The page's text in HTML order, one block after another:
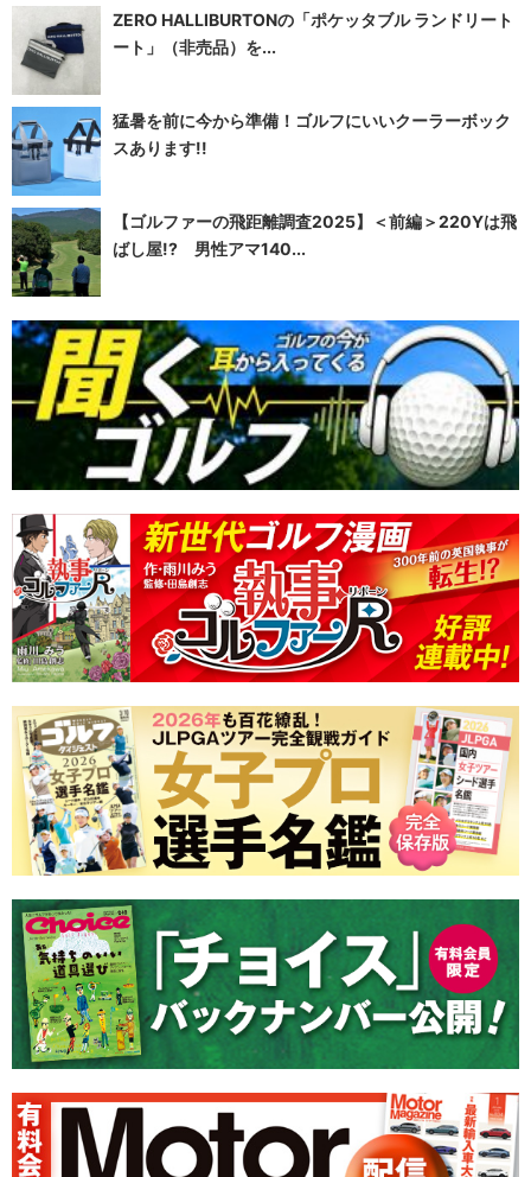
ZERO HALLIBURTONの「ポケッタブル ランドリート
ート」（非売品）を...
猛暑を前に今から準備！ゴルフにいいクーラーボック
スあります!!
【ゴルファーの飛距離調査2025】＜前編＞220Yは飛
ばし屋!? 男性アマ140...